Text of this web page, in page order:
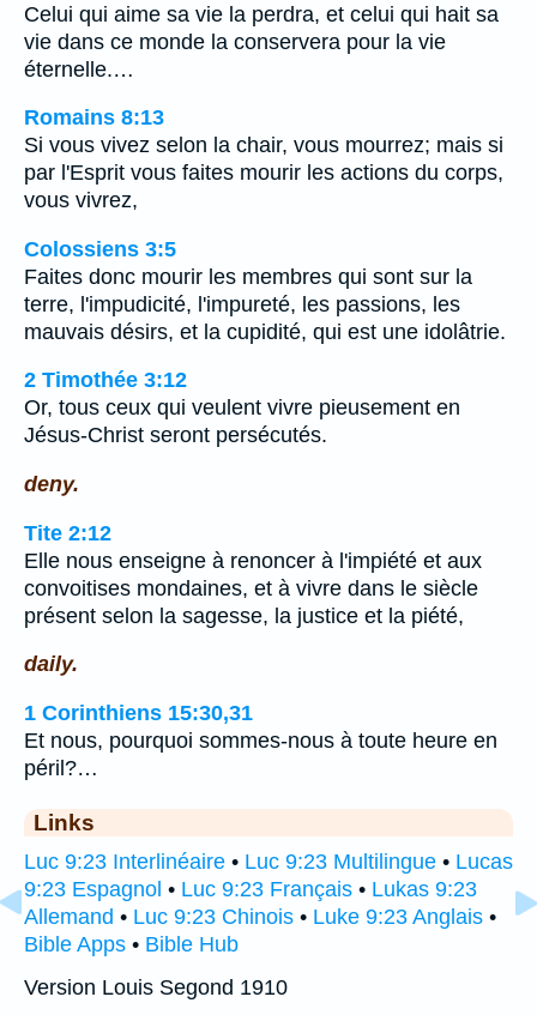
Celui qui aime sa vie la perdra, et celui qui hait sa
vie dans ce monde la conservera pour la vie
éternelle.…
Romains 8:13
Si vous vivez selon la chair, vous mourrez; mais si
par l'Esprit vous faites mourir les actions du corps,
vous vivrez,
Colossiens 3:5
Faites donc mourir les membres qui sont sur la
terre, l'impudicité, l'impureté, les passions, les
mauvais désirs, et la cupidité, qui est une idolâtrie.
2 Timothée 3:12
Or, tous ceux qui veulent vivre pieusement en
Jésus-Christ seront persécutés.
deny.
Tite 2:12
Elle nous enseigne à renoncer à l'impiété et aux
convoitises mondaines, et à vivre dans le siècle
présent selon la sagesse, la justice et la piété,
daily.
1 Corinthiens 15:30,31
Et nous, pourquoi sommes-nous à toute heure en
péril?…
Links
Luc 9:23 Interlinéaire • Luc 9:23 Multilingue • Lucas
9:23 Espagnol • Luc 9:23 Français • Lukas 9:23
Allemand • Luc 9:23 Chinois • Luke 9:23 Anglais •
Bible Apps • Bible Hub
Version Louis Segond 1910